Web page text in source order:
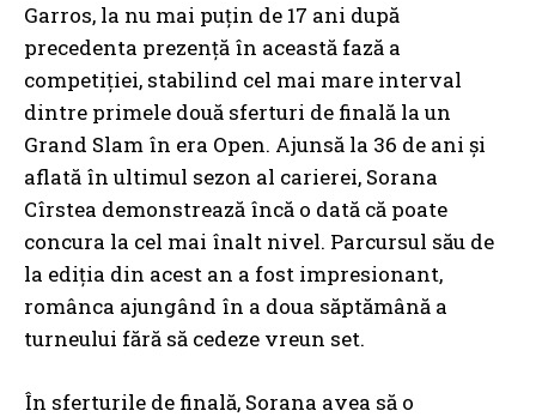
Garros, la nu mai puțin de 17 ani după
precedenta prezență în această fază a
competiției, stabilind cel mai mare interval
dintre primele două sferturi de finală la un
Grand Slam în era Open. Ajunsă la 36 de ani și
aflată în ultimul sezon al carierei, Sorana
Cîrstea demonstrează încă o dată că poate
concura la cel mai înalt nivel. Parcursul său de
la ediția din acest an a fost impresionant,
românca ajungând în a doua săptămână a
turneului fără să cedeze vreun set.
În sferturile de finală, Sorana avea să o